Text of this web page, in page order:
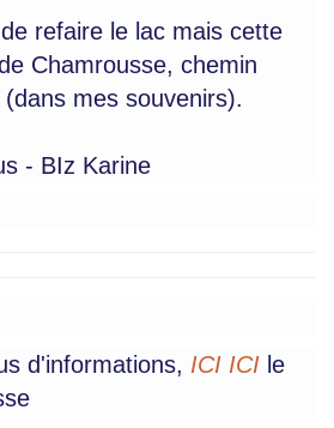
refaire le lac mais cette
Chamrousse, chemin
mes souvenirs).
- BIz Karine
d'informations, ICI ICI le